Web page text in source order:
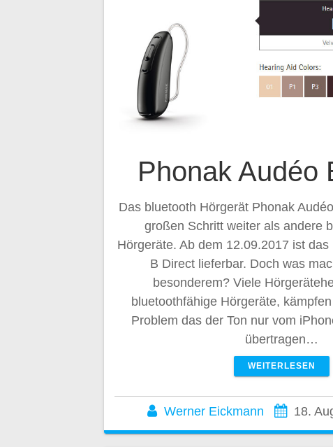
Phonak Audéo
Das bluetooth Hörgerät Phonak
großen Schritt weiter als andere
Hörgeräte. Ab dem 12.09.2017 ist
B Direct lieferbar. Doch was
besonderem? Viele
bluetoothfähige Hörgeräte,
Problem das der Ton nur vom
übertragen…
WEITERLESEN
Werner Eickmann 18.